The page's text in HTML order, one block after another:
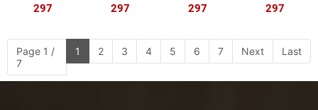
297
297
297
297
Page 1 /
7
1 2 3 4 5 6 7 Next Last